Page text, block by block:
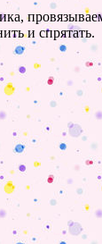
и спрятать.